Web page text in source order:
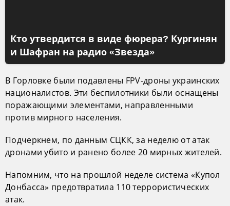
Кто утвердится в виде фюрера? Кургинян
и Шафран на радио «Звезда»
В Горловке были подавлены FPV-дроны украинских
националистов. Эти беспилотники были оснащены
поражающими элементами, направленными
против мирного населения.
Подчеркнем, по данным СЦКК, за неделю от атак
дронами убито и ранено более 20 мирных жителей.
Напомним, что на прошлой неделе система «Купол
Донбасса» предотвратила 110 террористических
атак.